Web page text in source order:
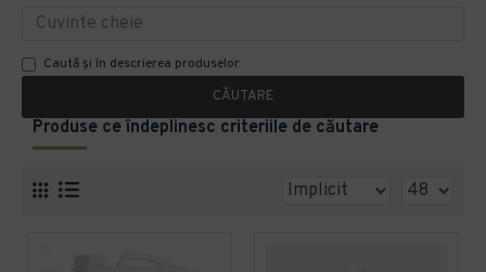
Caută și în descrierea produselor
CĂUTARE
Produse ce îndeplinesc criteriile de căutare